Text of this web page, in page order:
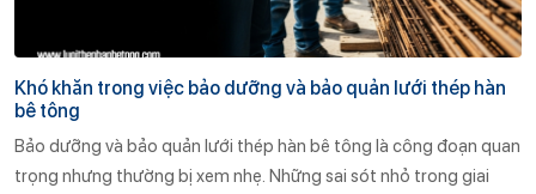
Khó khăn trong việc bảo dưỡng và bảo quản lưới thép hàn
bê tông
Bảo dưỡng và bảo quản lưới thép hàn bê tông là công đoạn quan
trọng nhưng thường bị xem nhẹ. Những sai sót nhỏ trong giai